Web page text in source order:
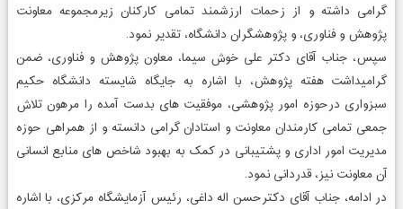
گرامی داشته و از زحمات ارزشمند تمامی کارکنان زیرمجموعه معاونت
پژوهش و فناوری، و پژوهشگران دانشگاه، تقدیر نمود.
سپس، جناب آقای دکتر علی خوش سیما، معاون پژوهش و فناوری، ضمن
گرامیداشت هفته پژوهش، با اشاره به جایگاه شایسته دانشگاه حکیم
سبزواری درحوزه امور پژوهشی، موفقیت های بدست آمده را مرهون تلاش
جمعی تمامی کارمندان معاونت و استادان گرامی دانسته و از همراهی حوزه
مدیریت امور اداری و پشتیبانی در کمک به بهبود شاخص های منابع انسانی
آن معاونت نیز، قدردانی نمود.
در ادامه، جناب آقای دکترحسن اله داغی، رئیس آزمایشگاه مرکزی، با اشاره